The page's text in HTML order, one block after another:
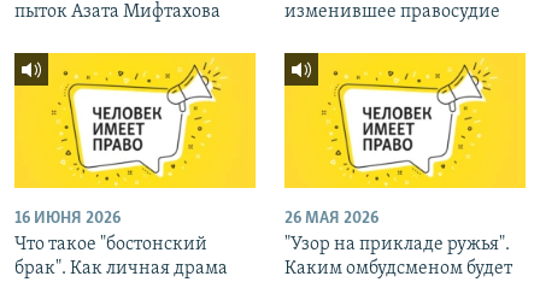
пыток Азата Мифтахова
изменившее правосудие
16 ИЮНЯ 2026
Что такое "бостонский
брак". Как личная драма
26 МАЯ 2026
"Узор на прикладе ружья".
Каким омбудсменом будет